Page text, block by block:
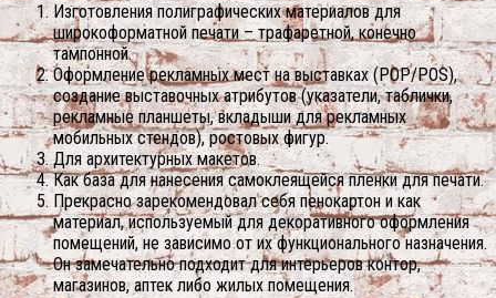
Изготовления полиграфических материалов для
широкоформатной печати – трафаретной, конечно
тампонной.
Оформление рекламных мест на выставках (РОP/POS),
создание выставочных атрибутов (указатели, таблички,
рекламные планшеты, вкладыши для рекламных
мобильных стендов), ростовых фигур.
Для архитектурных макетов.
Как база для нанесения самоклеящейся пленки для печати.
Прекрасно зарекомендовал себя пенокартон и как
материал, используемый для декоративного оформления
помещений, не зависимо от их функционального назначения.
Он замечательно подходит для интерьеров контор,
магазинов, аптек либо жилых помещения.